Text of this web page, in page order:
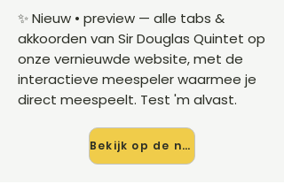
✨ Nieuw • preview — alle tabs &
akkoorden van Sir Douglas Quintet op
onze vernieuwde website, met de
interactieve meespeler waarmee je
direct meespeelt. Test 'm alvast.
Bekijk op de nieuwe site →